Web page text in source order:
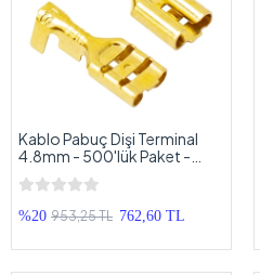
Kablo Pabuç Dişi Terminal
4.8mm - 500'lük Paket -
Orta Boy Hoparlör Pabucu -
4.8 mm Dişi Terminal - 500
Adet
%20 953,25 TL 762,60 TL